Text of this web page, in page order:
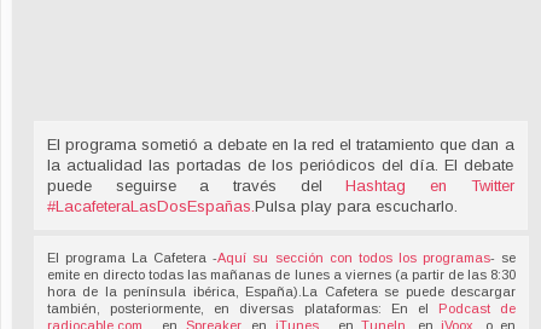
El programa sometió a debate en la red el tratamiento que dan a
la actualidad las portadas de los periódicos del día. El debate
puede seguirse a través delHashtag en Twitter
#LacafeteraLasDosEspañas Pulsa play para escucharlo.
El programa La Cafetera -Aquí su sección con todos los programas- se
emite en directo todas las mañanas de lunes a viernes (a partir de las 8:30
hora de la península ibérica, España).La Cafetera se puede descargar
también, posteriormente, en diversas plataformas: En el Podcast de
radiocable.com
, en Spreaker, en iTunes , enTuneIn , en iVoox , o en